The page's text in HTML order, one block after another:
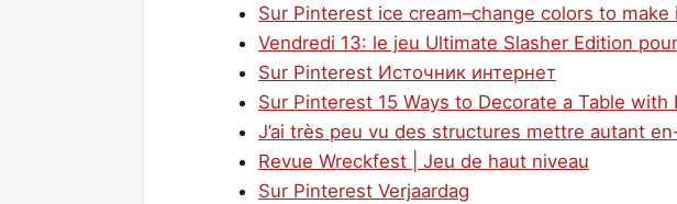
Sur Pinterest ice cream–change colors to
Vendredi 13: le jeu Ultimate Slasher Edition
Sur Pinterest Источник интернет
Sur Pinterest 15 Ways to Decorate a Table with
J’ai très peu vu des structures mettre autant
Revue Wreckfest | Jeu de haut niveau
Sur Pinterest Verjaardag